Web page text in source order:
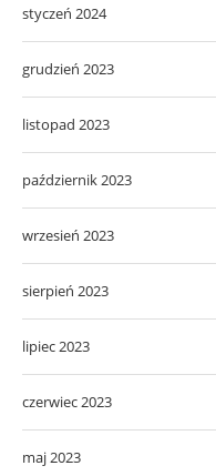
styczeń 2024
grudzień 2023
listopad 2023
październik 2023
wrzesień 2023
sierpień 2023
lipiec 2023
czerwiec 2023
maj 2023